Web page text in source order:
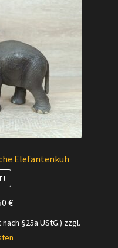
Elefantenkuh
€Aktueller
§25a UStG.) zzgl.